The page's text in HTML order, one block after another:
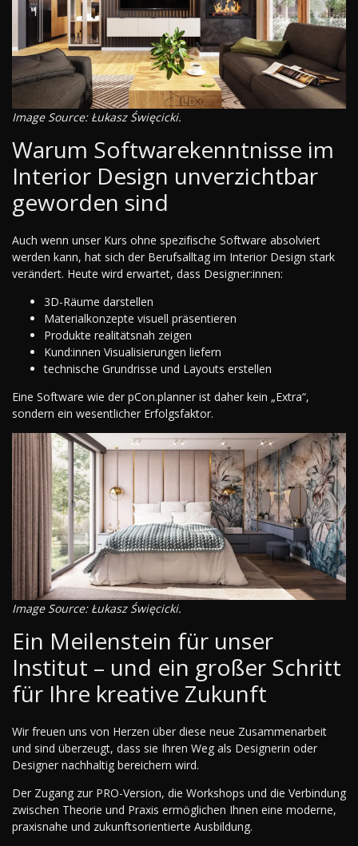
Image Source: Łukasz Święcicki.
Warum Softwarekenntnisse im
Interior Design unverzichtbar
geworden sind
Auch wenn unser Kurs ohne spezifische Software absolviert
werden kann, hat sich der Berufsalltag im Interior Design stark
verändert. Heute wird erwartet, dass Designer:innen:
3D-Räume darstellen
Materialkonzepte visuell präsentieren
Produkte realitätsnah zeigen
Kund:innen Visualisierungen liefern
technische Grundrisse und Layouts erstellen
Eine Software wie der pCon.planner ist daher kein „Extra“,
sondern ein wesentlicher Erfolgsfaktor.
Image Source: Łukasz Święcicki.
Ein Meilenstein für unser
Institut – und ein großer Schritt
für Ihre kreative Zukunft
Wir freuen uns von Herzen über diese neue Zusammenarbeit
und sind überzeugt, dass sie Ihren Weg als Designerin oder
Designer nachhaltig bereichern wird.
Der Zugang zur PRO-Version, die Workshops und die Verbindung
zwischen Theorie und Praxis ermöglichen Ihnen eine moderne,
praxisnahe und zukunftsorientierte Ausbildung.